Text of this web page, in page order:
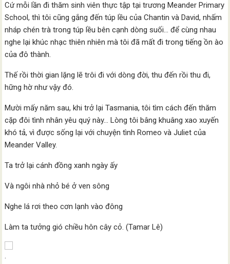
Cứ mỗi lần đi thăm sinh viên thực tập tại trương Meander Primary
School, thì tôi cũng gắng đến túp lều của Chantin và David, nhấm
nháp chén trà trong túp lều bên cạnh dòng suối… để cùng nhau
nghe lại khúc nhạc thiên nhiên mà tôi đã mất đi trong tiếng ồn ào
của đô thành.
Thế rồi thời gian lặng lẽ trôi đi với dòng đời, thu đến rồi thu đi,
hững hờ như vậy đó.
Mười mấy năm sau, khi trở lại Tasmania, tôi tìm cách đến thăm
cặp đôi tình nhân yêu quý này… Lòng tôi bâng khuâng xao xuyến
khó tả, vì được sống lại với chuyện tình Romeo và Juliet của
Meander Valley.
Ta trở lại cánh đồng xanh ngày ấy
Và ngôi nhà nhỏ bé ở ven sông
Nghe lá rơi theo cơn lạnh vào đông
Làm ta tưởng gió chiều hôn cây cỏ. (Tamar Lê)
.